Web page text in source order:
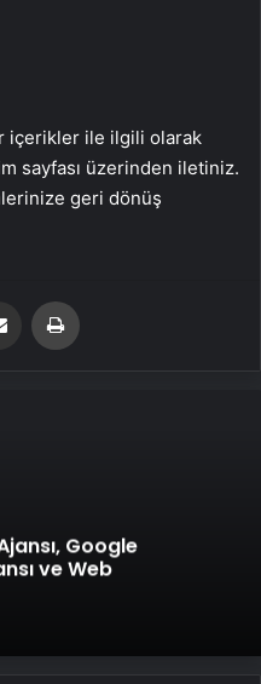
içerikler ile ilgili olarak
sayfası üzerinden iletiniz.
geri dönüş
Email'den paylaş
ve Web